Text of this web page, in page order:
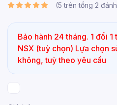
(5 trên tổng 2
Bảo hành 24 tháng. 1 đổi
NSX (tuỳ chọn) Lựa chọn
không, tuỳ theo yêu cầu